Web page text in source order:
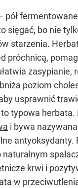
pół
sięgać, bo nie
starzenia.
próchnicą,
poziom
usprawnić
typowa
i bywa
krwi i
w